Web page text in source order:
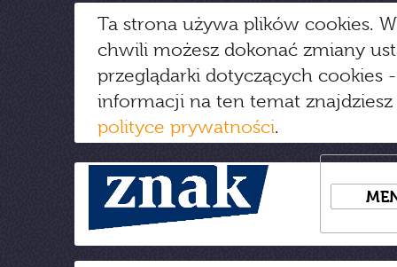
Ta strona używa plików cookies.
chwili możesz dokonać zmiany
przeglądarki dotyczących cookies
informacji na ten temat
polityce prywatności.